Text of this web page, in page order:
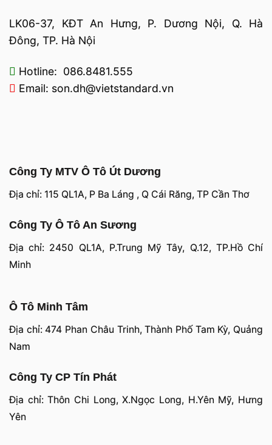
LK06-37, KĐT An Hưng, P. Dương Nội, Q. Hà
Đông, TP. Hà Nội
Hotline: 086.8481.555
Email: son.dh@vietstandard.vn
Công Ty MTV Ô Tô Út Dương
Địa chỉ: 115 QL1A, P Ba Láng , Q Cái Răng, TP Cần Thơ
Công Ty Ô Tô An Sương
Địa chỉ: 2450 QL1A, P.Trung Mỹ Tây, Q.12, TP.Hồ Chí
Minh
Ô Tô Minh Tâm
Địa chỉ: 474 Phan Châu Trinh, Thành Phố Tam Kỳ, Quảng
Nam
Công Ty CP Tín Phát
Địa chỉ: Thôn Chi Long, X.Ngọc Long, H.Yên Mỹ, Hưng
Yên